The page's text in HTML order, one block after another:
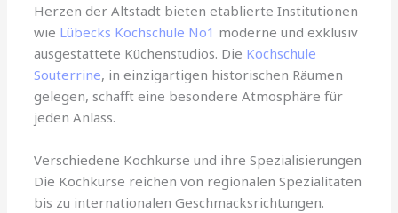
Herzen der Altstadt bieten etablierte Institutionen
wie Lübecks Kochschule No1 moderne und exklusiv
ausgestattete Küchenstudios. Die Kochschule
Souterrine, in einzigartigen historischen Räumen
gelegen, schafft eine besondere Atmosphäre für
jeden Anlass.
Verschiedene Kochkurse und ihre Spezialisierungen
Die Kochkurse reichen von regionalen Spezialitäten
bis zu internationalen Geschmacksrichtungen.